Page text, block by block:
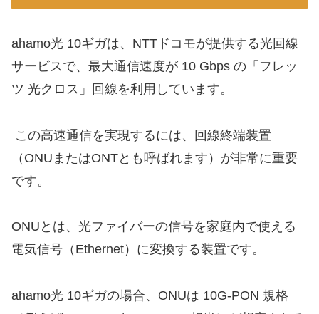
ahamo光 10ギガは、NTTドコモが提供する光回線
サービスで、最大通信速度が 10 Gbps の「フレッ
ツ 光クロス」回線を利用しています。
この高速通信を実現するには、回線終端装置
（ONUまたはONTとも呼ばれます）が非常に重要
です。
ONUとは、光ファイバーの信号を家庭内で使える
電気信号（Ethernet）に変換する装置です。
ahamo光 10ギガの場合、ONUは 10G-PON 規格